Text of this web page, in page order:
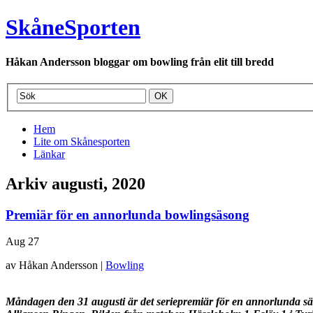
SkåneSporten
Håkan Andersson bloggar om bowling från elit till bredd
Hem
Lite om Skånesporten
Länkar
Arkiv augusti, 2020
Premiär för en annorlunda bowlingsäsong
Aug 27
av Håkan Andersson | Bowling
Måndagen den 31 augusti är det seriepremiär för en annorlunda